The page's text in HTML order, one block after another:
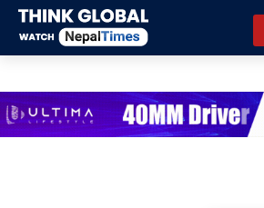
Skip
content